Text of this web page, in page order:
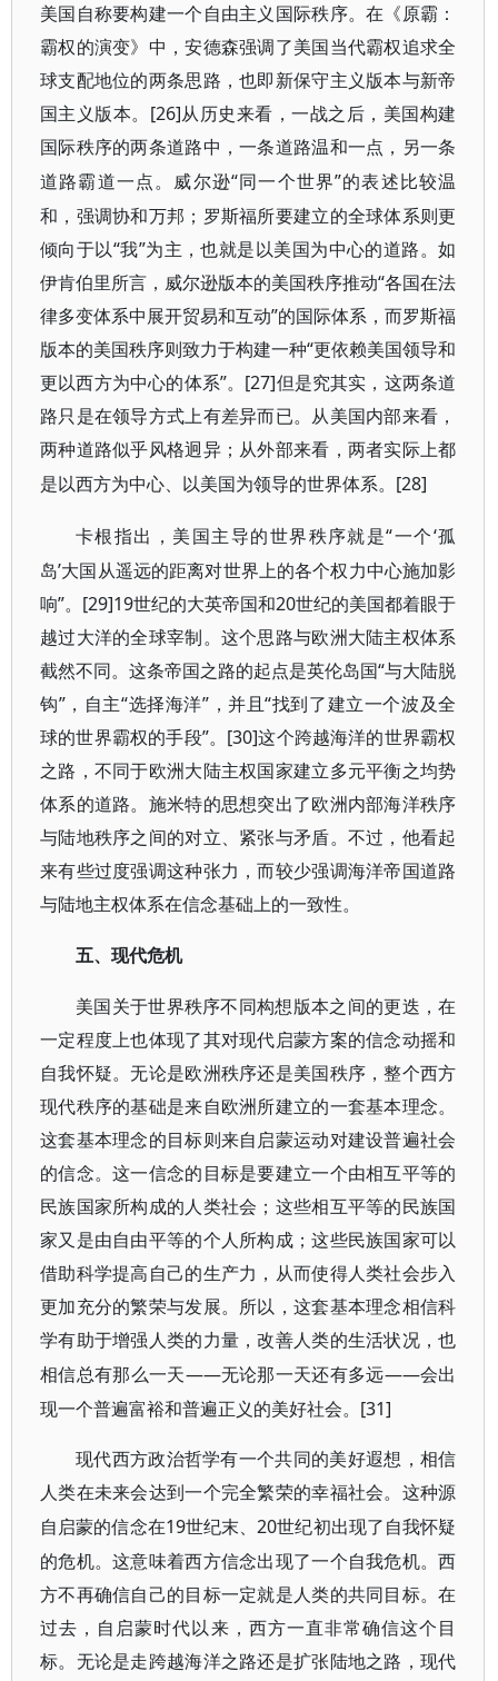
美国自称要构建一个自由主义国际秩序。在《原霸：
霸权的演变》中，安德森强调了美国当代霸权追求全
球支配地位的两条思路，也即新保守主义版本与新帝
国主义版本。[26]从历史来看，一战之后，美国构建
国际秩序的两条道路中，一条道路温和一点，另一条
道路霸道一点。威尔逊“同一个世界”的表述比较温
和，强调协和万邦；罗斯福所要建立的全球体系则更
倾向于以“我”为主，也就是以美国为中心的道路。如
伊肯伯里所言，威尔逊版本的美国秩序推动“各国在法
律多变体系中展开贸易和互动”的国际体系，而罗斯福
版本的美国秩序则致力于构建一种“更依赖美国领导和
更以西方为中心的体系”。[27]但是究其实，这两条道
路只是在领导方式上有差异而已。从美国内部来看，
两种道路似乎风格迥异；从外部来看，两者实际上都
是以西方为中心、以美国为领导的世界体系。 [28]
卡根指出，美国主导的世界秩序就是“一个‘孤
岛’大国从遥远的距离对世界上的各个权力中心施加影
响”。[29]19世纪的大英帝国和20世纪的美国都着眼于
越过大洋的全球宰制。这个思路与欧洲大陆主权体系
截然不同。这条帝国之路的起点是英伦岛国“与大陆脱
钩”，自主“选择海洋”，并且“找到了建立一个波及全
球的世界霸权的手段”。[30]这个跨越海洋的世界霸权
之路，不同于欧洲大陆主权国家建立多元平衡之均势
体系的道路。施米特的思想突出了欧洲内部海洋秩序
与陆地秩序之间的对立、紧张与矛盾。不过，他看起
来有些过度强调这种张力，而较少强调海洋帝国道路
与陆地主权体系在信念基础上的一致性。
五、现代危机
美国关于世界秩序不同构想版本之间的更迭，在
一定程度上也体现了其对现代启蒙方案的信念动摇和
自我怀疑。无论是欧洲秩序还是美国秩序，整个西方
现代秩序的基础是来自欧洲所建立的一套基本理念。
这套基本理念的目标则来自启蒙运动对建设普遍社会
的信念。这一信念的目标是要建立一个由相互平等的
民族国家所构成的人类社会；这些相互平等的民族国
家又是由自由平等的个人所构成；这些民族国家可以
借助科学提高自己的生产力，从而使得人类社会步入
更加充分的繁荣与发展。所以，这套基本理念相信科
学有助于增强人类的力量，改善人类的生活状况，也
相信总有那么一天——无论那一天还有多远——会出
现一个普遍富裕和普遍正义的美好社会。[31]
现代西方政治哲学有一个共同的美好遐想，相信
人类在未来会达到一个完全繁荣的幸福社会。这种源
自启蒙的信念在19世纪末、20世纪初出现了自我怀疑
的危机。这意味着西方信念出现了一个自我危机。西
方不再确信自己的目标一定就是人类的共同目标。在
过去，自启蒙时代以来，西方一直非常确信这个目
标。无论是走跨越海洋之路还是扩张陆地之路，现代